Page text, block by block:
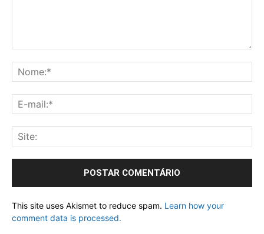
This site uses Akismet to reduce spam. Learn how your
comment data is processed.